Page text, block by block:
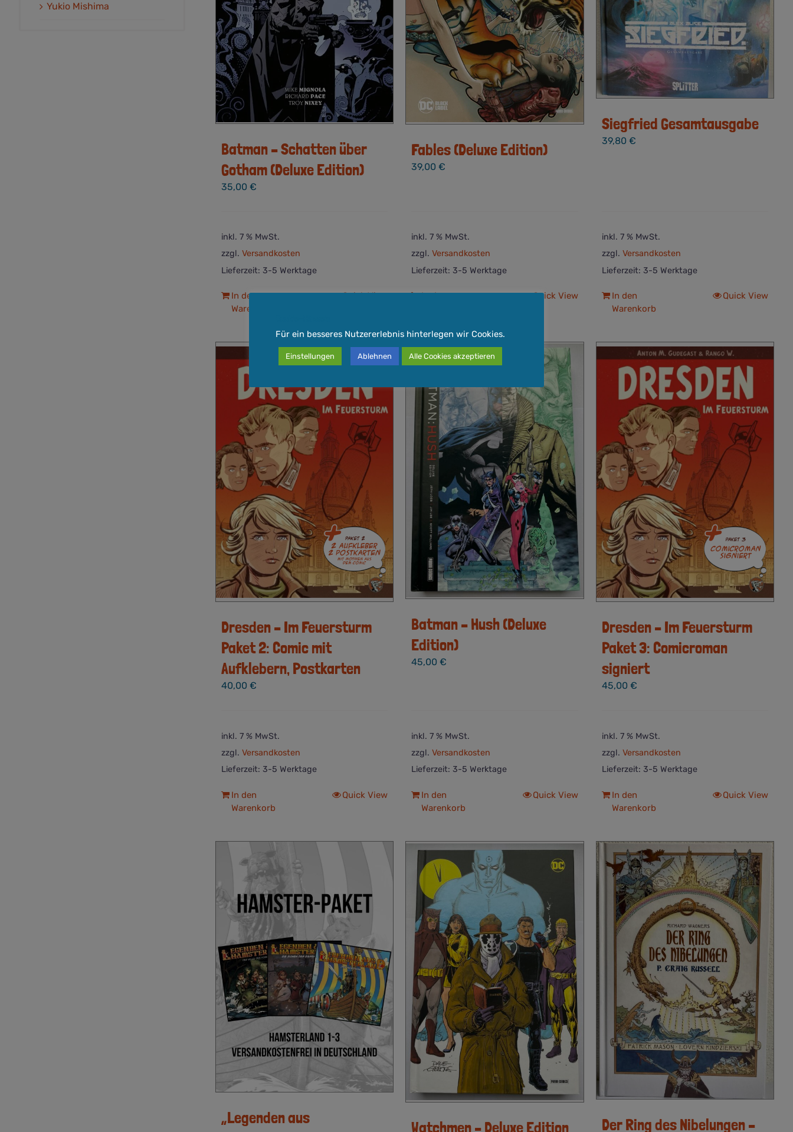
Batman – Schatten über
Gotham (Deluxe Edition)
35,00 €
inkl. 7 % MwSt.
zzgl. Versandkosten
Lieferzeit: 3-5 Werktage
In den
Warenkorb
Quick View
Fables (Deluxe Edition)
39,00€
inkl. 7 % MwSt.
zzgl.Versandkosten
Lieferzeit: 3-5 Werktage
In den
Quick View
Siegfried Gesamtausgabe
39,80 €
inkl. 7 % MwSt.
zzgl. Versandkosten
Lieferzeit: 3-5 Werktage
In den
Warenkorb
Quick View
Dresden – Im Feuersturm
Paket 2: Comic mit
Aufklebern, Postkarten
40,00 €
inkl. 7 % MwSt.
zzgl. Versandkosten
Lieferzeit: 3-5 Werktage
In den
Warenkorb
Quick View
Batman – Hush (Deluxe
Edition)
45,00€
inkl. 7 % MwSt.
zzgl.Versandkosten
Lieferzeit: 3-5 Werktage
In den
Warenkorb
Quick View
Dresden – Im Feuersturm
Paket 3: Comicroman
signiert
45,00 €
inkl. 7 % MwSt.
zzgl. Versandkosten
Lieferzeit: 3-5 Werktage
In den
Warenkorb
Quick View
„Legenden aus
Watchmen – Deluxe Edition Der Ring des Nibelungen –
Yukio Mishima
Für ein besseres Nutzererlebnis hinterlegen wir Cookies.
Einstellungen Ablehnen Alle Cookies akzeptieren